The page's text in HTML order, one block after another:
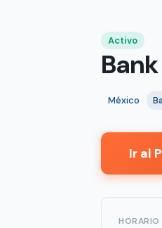
Activo
México
Ir al
HORARIO